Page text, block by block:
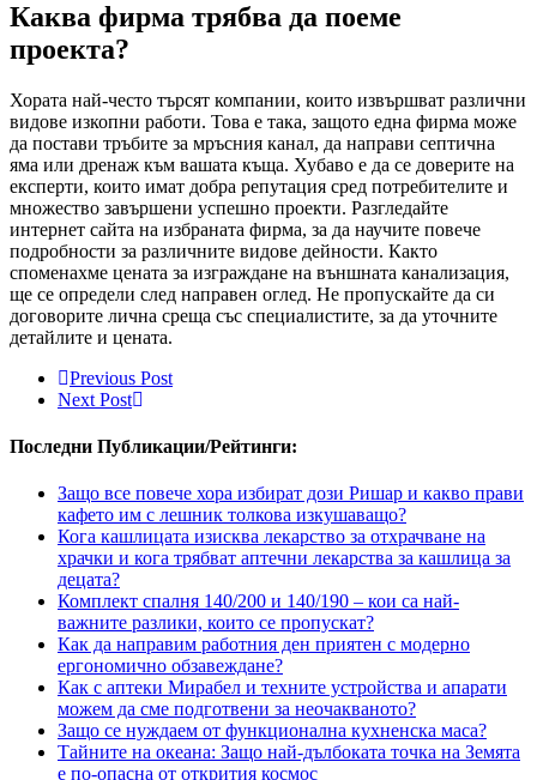
Каква фирма трябва да поеме
проекта?
Хората най-често търсят компании, които извършват различни
видове изкопни работи. Това е така, защото една фирма може
да постави тръбите за мръсния канал, да направи септична
яма или дренаж към вашата къща. Хубаво е да се доверите на
експерти, които имат добра репутация сред потребителите и
множество завършени успешно проекти. Разгледайте
интернет сайта на избраната фирма, за да научите повече
подробности за различните видове дейности. Както
споменахме цената за изграждане на външната канализация,
ще се определи след направен оглед. Не пропускайте да си
договорите лична среща със специалистите, за да уточните
детайлите и цената.
Previous Post
Next Post
Последни Публикации/Рейтинги:
Защо все повече хора избират дози Ришар и какво прави
кафето им с лешник толкова изкушаващо?
Кога кашлицата изисква лекарство за отхрачване на
храчки и кога трябват аптечни лекарства за кашлица за
децата?
Комплект спалня 140/200 и 140/190 – кои са най-
важните разлики, които се пропускат?
Как да направим работния ден приятен с модерно
ергономично обзавеждане?
Как с аптеки Мирабел и техните устройства и апарати
можем да сме подготвени за неочакваното?
Защо се нуждаем от функционална кухненска маса?
Тайните на океана: Защо най-дълбоката точка на Земята
е по-опасна от открития космос